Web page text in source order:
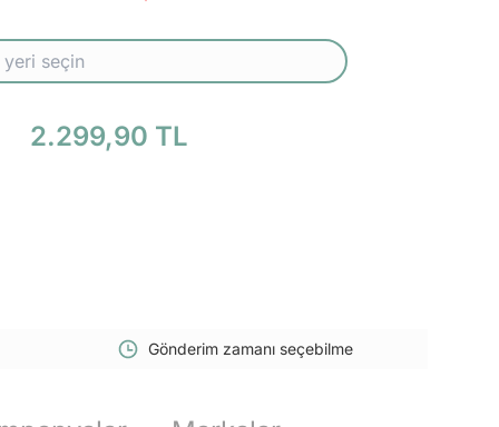
2.299,90 TL
Gönderim zamanı seçebilme